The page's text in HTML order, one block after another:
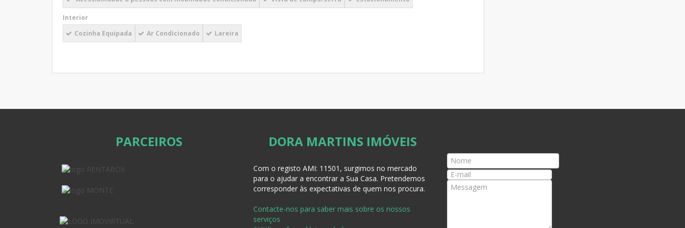
Interior
Cozinha Equipada
Ar Condicionado Lareira
PARCEIROS DORA MARTINS IMÓVEIS
Com o registo AMI: 11501, surgimos no mercado
para o ajudar a encontrar a Sua Casa. Pretendemos
corresponder às expectativas de quem nos procura.
Contacte-nos para saber mais sobre os nossos
serviços